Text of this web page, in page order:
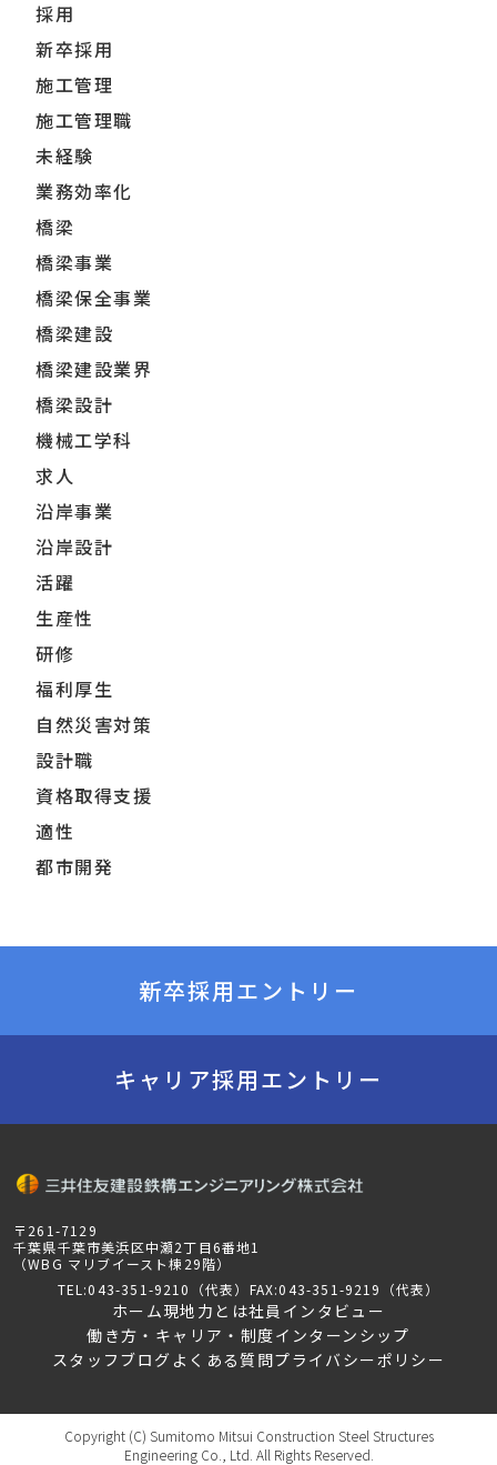
採用
新卒採用
施工管理
施工管理職
未経験
業務効率化
橋梁
橋梁事業
橋梁保全事業
橋梁建設
橋梁建設業界
橋梁設計
機械工学科
求人
沿岸事業
沿岸設計
活躍
生産性
研修
福利厚生
自然災害対策
設計職
資格取得支援
適性
都市開発
新卒採用エントリー
キャリア採用エントリー
〒261-7129
千葉県千葉市美浜区中瀬2丁目6番地1
（WBG マリブイースト棟29階）
TEL:043-351-9210（代表） FAX:043-351-9219（代表）
ホーム現地力とは社員インタビュー
働き方・キャリア・制度インターンシップ
スタッフブログ よくある質問プライバシーポリシー
Copyright (C) Sumitomo Mitsui Construction Steel Structures
Engineering Co., Ltd. All Rights Reserved.